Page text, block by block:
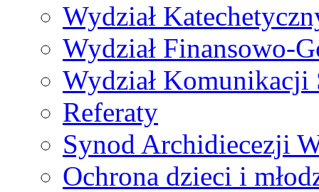
Wydział
Wydział Finansowo-
Wydział Komunikacji
Referaty
Synod Archidiecezji
Ochrona dzieci i